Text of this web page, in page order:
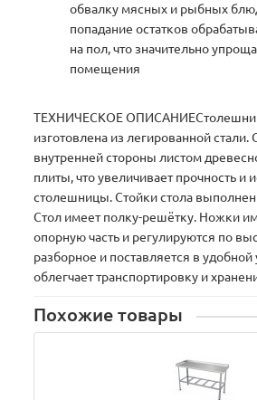
обвалку мясных и рыбных
попадание остатков
на пол, что значительно
помещения
ТЕХНИЧЕСКОЕ
изготовлена из легированной стали.
внутренней стороны листом
плиты, что увеличивает прочность и
столешницы. Стойки стола
Стол имеет полку-решётку. Ножки
опорную часть и регулируются по
разборное и поставляется в удобной
облегчает транспортировку и
Похожие товары